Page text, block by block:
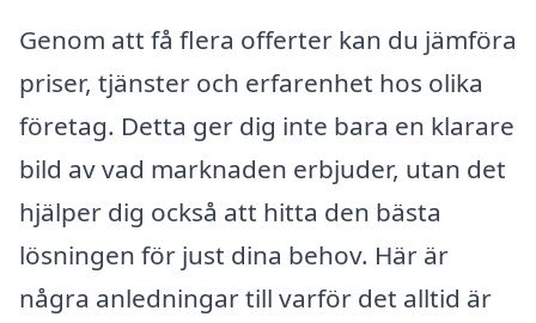
Genom att få flera offerter kan du jämföra
priser, tjänster och erfarenhet hos olika
företag. Detta ger dig inte bara en klarare
bild av vad marknaden erbjuder, utan det
hjälper dig också att hitta den bästa
lösningen för just dina behov. Här är
några anledningar till varför det alltid är